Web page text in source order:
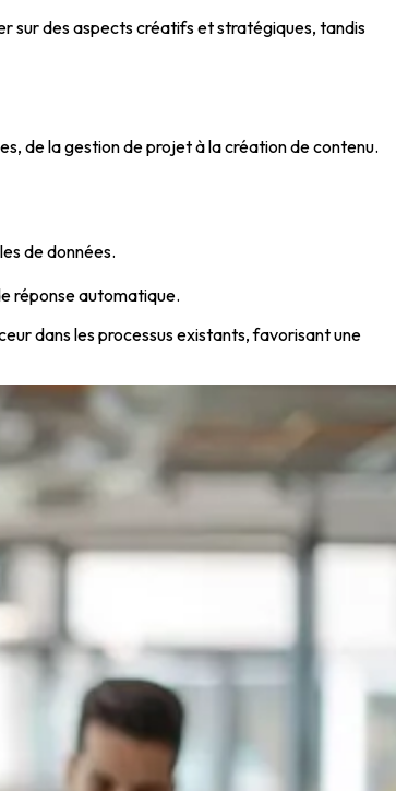
sur des aspects créatifs et stratégiques, tandis
de la gestion de projet à la création de contenu.
de données.
réponse automatique.
dans les processus existants, favorisant une